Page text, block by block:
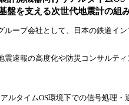
盤を支える次世代地震計の組
ープ会社として、日本の鉄道イ
速報の高度化や防災コンサルテ
ルタイムOS環境下での信号処理・